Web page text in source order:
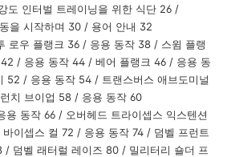
도 인터벌 트레이닝을 위한 식단 26 /
을 시작하며 30 / 용어 안내 32
로우 플랭크 36 / 응용 동작 38 / 스윔 플랭
42 / 응용 동작 44 / 베어 플랭크 46 / 응용 동
52 / 응용 동작 54 / 트랜스버스 애브도미널
치 브이업 58 / 응용 동작 60
용 동작 66 / 오버헤드 트라이셉스 익스텐션
바이셉스 컬 72 / 응용 동작 74 / 덤벨 프런트
/ 덤벨 래터럴 레이즈 80 / 밀리터리 숄더 프